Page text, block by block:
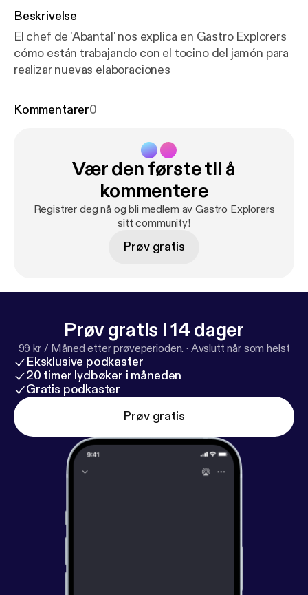
Beskrivelse
El chef de 'Abantal' nos explica en Gastro Explorers
cómo están trabajando con el tocino del jamón para
realizar nuevas elaboraciones
Kommentarer0
Vær den første til å
kommentere
Registrer deg nå og bli medlem av Gastro Explorers
sitt community!
Prøv gratis
Prøv gratis i 14 dager
99 kr / Måned etter prøveperioden. · Avslutt når som helst
Eksklusive podkaster
20 timer lydbøker i måneden
Gratis podkaster
Prøv gratis